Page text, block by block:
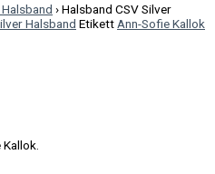
›Halsband CSV Silver
Halsband Etikett Ann-Sofie Kallok